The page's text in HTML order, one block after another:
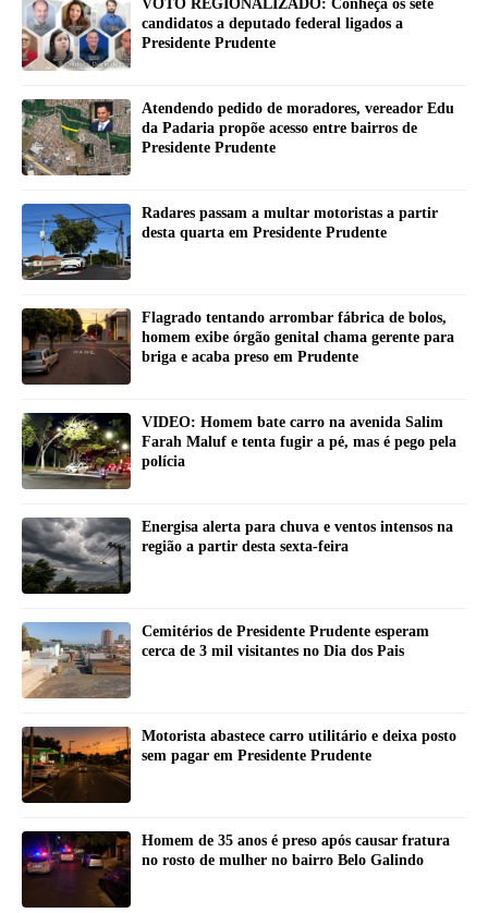
VOTO REGIONALIZADO: Conheça os sete
candidatos a deputado federal ligados a
Presidente Prudente
Atendendo pedido de moradores, vereador Edu
da Padaria propõe acesso entre bairros de
Presidente Prudente
Radares passam a multar motoristas a partir
desta quarta em Presidente Prudente
Flagrado tentando arrombar fábrica de bolos,
homem exibe órgão genital chama gerente para
briga e acaba preso em Prudente
VIDEO: Homem bate carro na avenida Salim
Farah Maluf e tenta fugir a pé, mas é pego pela
polícia
Energisa alerta para chuva e ventos intensos na
região a partir desta sexta-feira
Cemitérios de Presidente Prudente esperam
cerca de 3 mil visitantes no Dia dos Pais
Motorista abastece carro utilitário e deixa posto
sem pagar em Presidente Prudente
Homem de 35 anos é preso após causar fratura
no rosto de mulher no bairro Belo Galindo